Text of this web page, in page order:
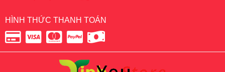
HÌNH THỨC THANH TOÁN